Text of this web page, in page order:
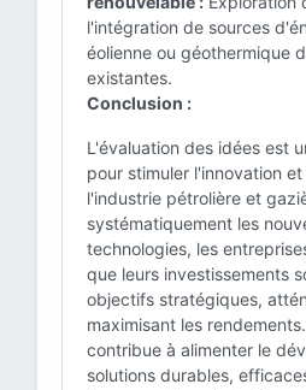
l'intégration de sources
éolienne ou géothermique
existantes.
Conclusion :
L'évaluation des idées est
pour stimuler l'innovation
l'industrie pétrolière et
systématiquement les
technologies, les
que leurs investissements
objectifs stratégiques,
maximisant les
contribue à alimenter le
solutions durables,